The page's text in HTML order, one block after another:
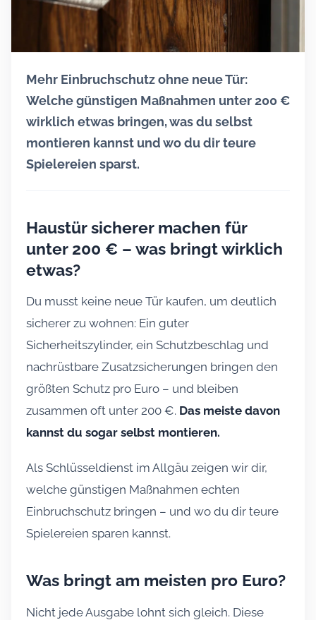
Mehr Einbruchschutz ohne neue Tür:
Welche günstigen Maßnahmen unter 200 €
wirklich etwas bringen, was du selbst
montieren kannst und wo du dir teure
Spielereien sparst.
Haustür sicherer machen für
unter 200 € – was bringt wirklich
etwas?
Du musst keine neue Tür kaufen, um deutlich
sicherer zu wohnen: Ein guter
Sicherheitszylinder, ein Schutzbeschlag und
nachrüstbare Zusatzsicherungen bringen den
größten Schutz pro Euro – und bleiben
zusammen oft unter 200 €. Das meiste davon
kannst du sogar selbst montieren.
Als Schlüsseldienst im Allgäu zeigen wir dir,
welche günstigen Maßnahmen echten
Einbruchschutz bringen – und wo du dir teure
Spielereien sparen kannst.
Was bringt am meisten pro Euro?
Nicht jede Ausgabe lohnt sich gleich. Diese